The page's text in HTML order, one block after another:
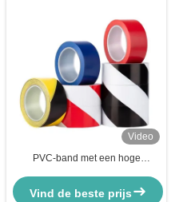
Video
PVC-band met een hoge
magazijnen in zwart en geel
Vind de beste prijs